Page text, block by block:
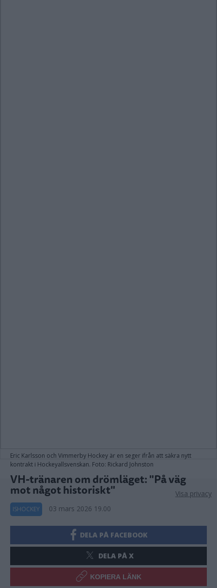
Eric Karlsson och Vimmerby Hockey är en seger ifrån att säkra nytt
kontrakt i Hockeyallsvenskan. Foto: Rickard Johnston
VH-tränaren om drömläget: "På väg
mot något historiskt"
ISHOCKEY 03 mars 2026 19.00
DELA PÅ FACEBOOK
DELA PÅ X
KOPIERA LÄNK
Visa privacy